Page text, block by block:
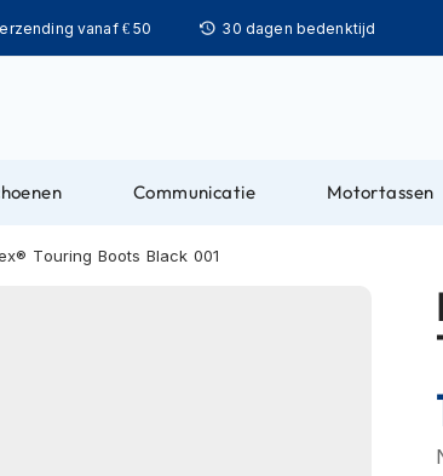
vanaf € 50 30 dagen bedenktijd
Communicatie Motortassen
Touring Boots Black 001